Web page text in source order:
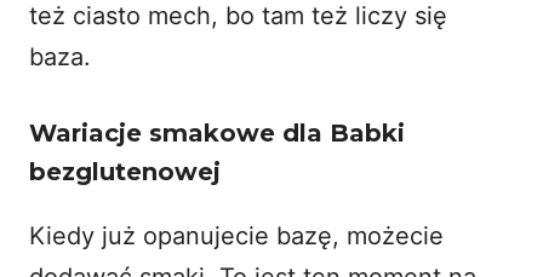
też ciasto mech, bo tam też liczy się
baza.
Wariacje smakowe dla Babki
bezglutenowej
Kiedy już opanujecie bazę, możecie